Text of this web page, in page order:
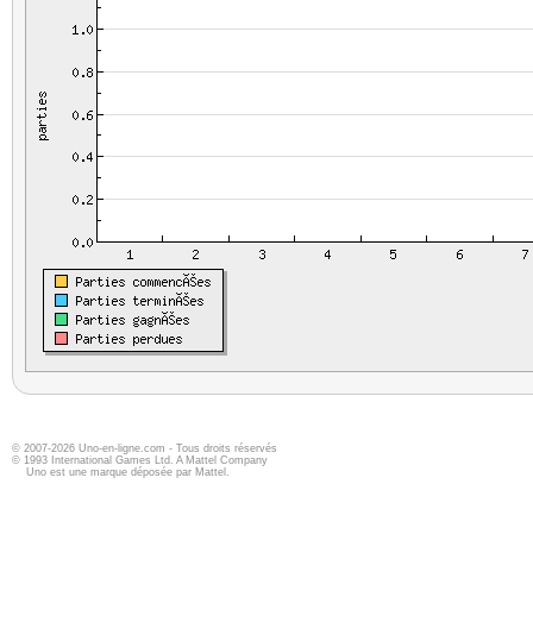
© 2007-2026 Uno-en-ligne.com - Tous droits réservés
© 1993 International Games Ltd. A Mattel Company
Uno est une marque déposée par Mattel.